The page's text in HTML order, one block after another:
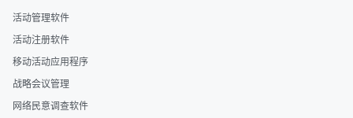
活动管理软件
活动注册软件
移动活动应用程序
战略会议管理
网络民意调查软件